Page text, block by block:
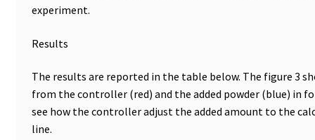
Elektrische Messung
Elektrophorese
Endoskop
Entwicklung von SCADA-Anwendung
experiment.
Results
The results are reported in the table below. The figure 3
from the controller (red) and the added powder (blue) in
see how the controller adjust the added amount to the
line.